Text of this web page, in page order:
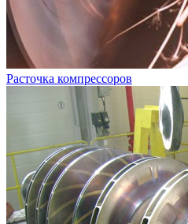
Расточка компрессоров